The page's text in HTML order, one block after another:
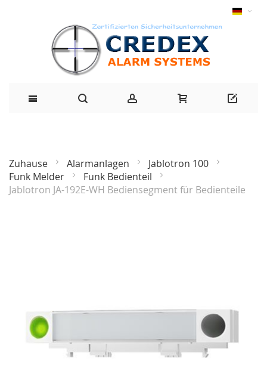
Zuhause Alarmanlagen
Jablotron 100
Funk Melder
Funk Bedienteil
Jablotron JA-192E-WH Bediensegment für Bedienteile